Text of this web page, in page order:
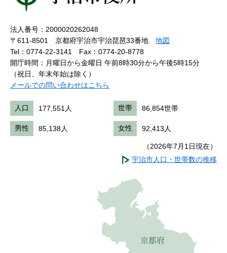
法人番号：2000020262048
〒611-8501 京都府宇治市宇治琵琶33番地 地図
Tel：0774-22-3141
Fax：0774-20-8778
開庁時間：月曜日から金曜日 午前8時30分から午後5時15分
（祝日、年末年始は除く）
メールでの問い合わせはこちら
人口 177,551人 世帯 86,854世帯
男性 85,138人 女性 92,413人
（2026年7月1日現在）
宇治市人口・世帯数の推移